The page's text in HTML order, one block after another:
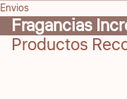
Envios
Fragancias
Productos